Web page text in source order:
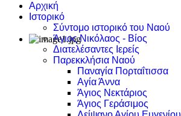
Αρχική
Ιστορικό
Σύντομο ιστορικό του Ναού
Άγιος Νικόλαος - Βίος
Διατελέσαντες Ιερείς
Παρεκκλήσια Ναού
Παναγία Πορταΐτισσα
Αγία Άννα
Άγιος Νεκτάριος
Άγιος Γεράσιμος